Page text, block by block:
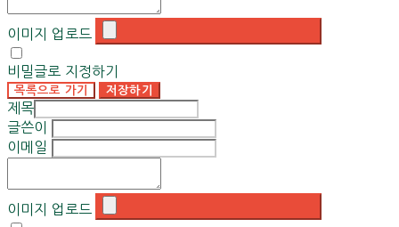
이미지 업로드
비밀글로 지정하기
목록으로 가기 저장하기
제목
글쓴이
이메일
이미지 업로드